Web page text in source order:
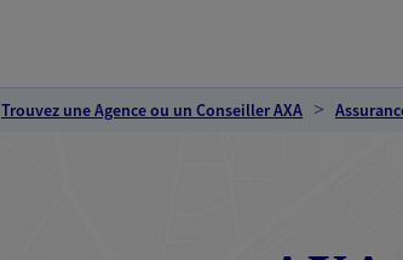
Trouvez une Agence ou un Conseiller AXA